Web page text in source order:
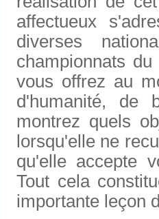
affectueux
diverses
championnats
vous offrez au
d'humanité, de
montrez quels
lorsqu'elle ne
qu'elle accepte
Tout cela
importante leçon